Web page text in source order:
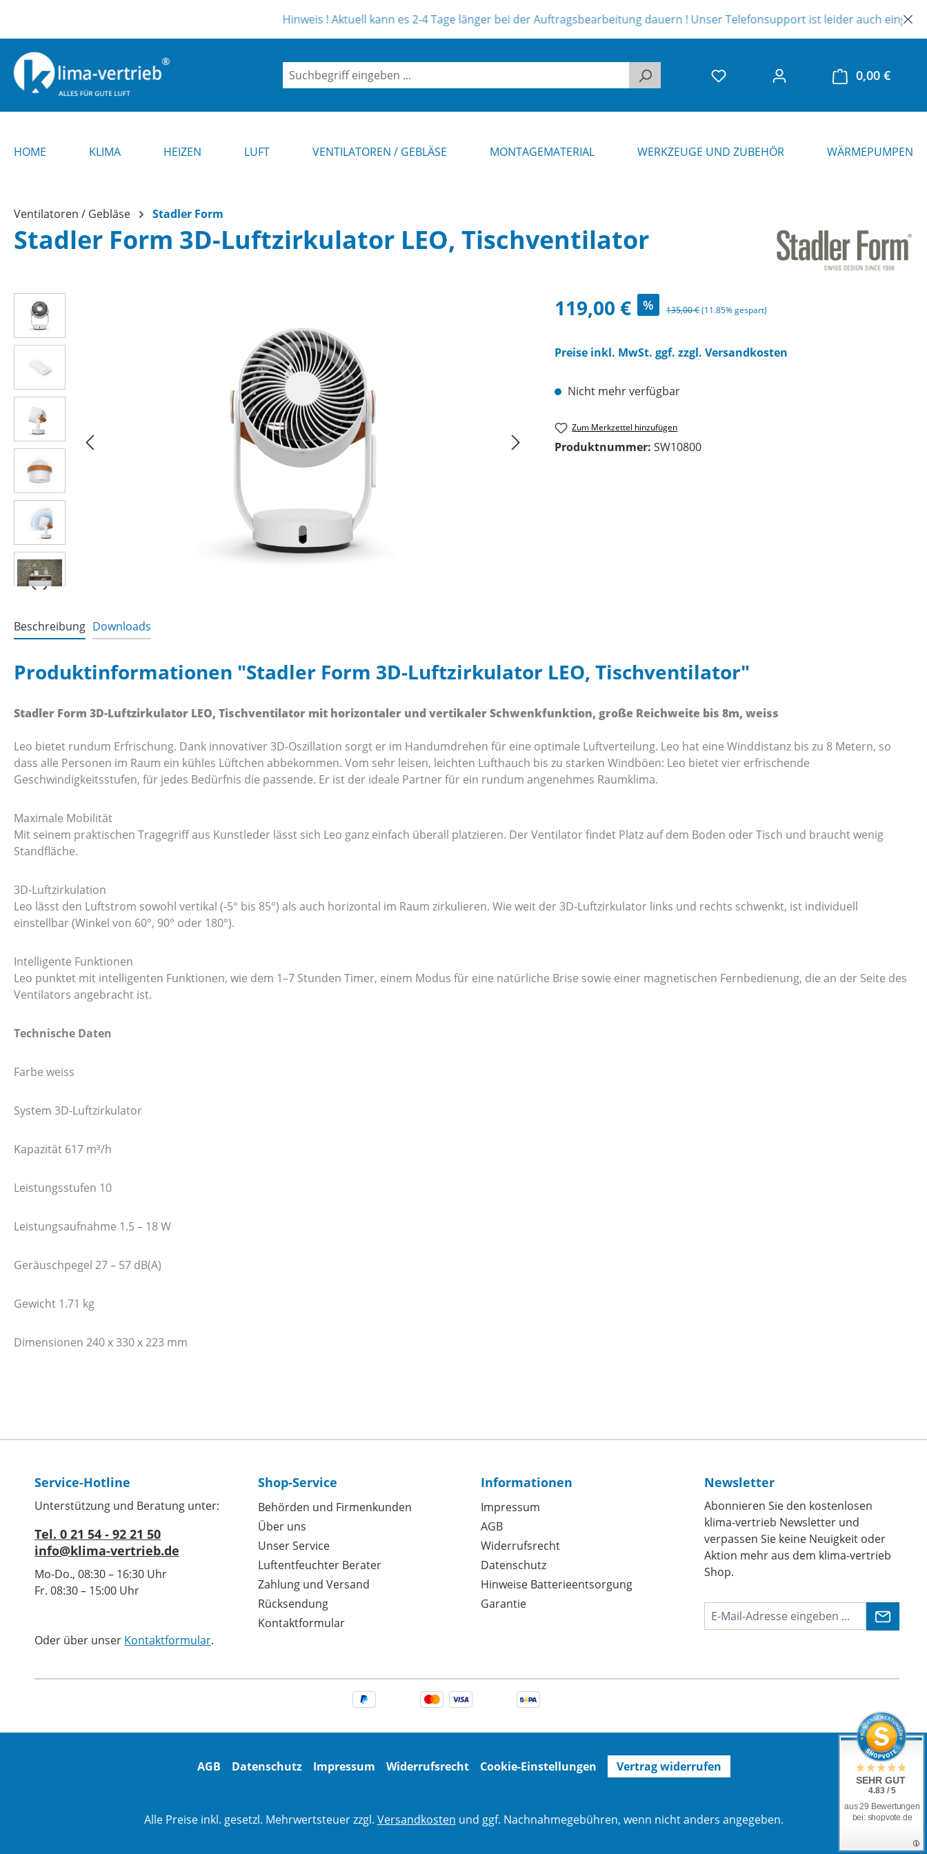
Hinweis ! Aktuell kann es 2-4 Tage länger bei der Auftragsbearbeitung dauern ! Unser Telefonsupport ist leider auch eingeschränkt.
0,00 €
HOME KLIMA HEIZEN LUFT VENTILATOREN / GEBLÄSE MONTAGEMATERIAL WERKZEUGE UND ZUBEHÖR WÄRMEPUMPEN
Ventilatoren / Gebläse Stadler Form
Stadler Form 3D-Luftzirkulator LEO, Tischventilator
Bildergalerie überspringen Verkaufspreis:
119,00 € % Regulärer Preis:
135,00 €(11.85% gespart)
Preise inkl. MwSt. ggf. zzgl. Versandkosten
Nicht mehr verfügbar
Zum Merkzettel hinzufügen
Produktnummer: SW10800
Beschreibung Downloads
Produktinformationen "Stadler Form 3D-Luftzirkulator LEO, Tischventilator"
Stadler Form 3D-Luftzirkulator LEO, Tischventilator mit horizontaler und vertikaler Schwenkfunktion, große Reichweite bis 8m, weiss
Leo bietet rundum Erfrischung. Dank innovativer 3D-Oszillation sorgt er im Handumdrehen für eine optimale Luftverteilung. Leo hat eine Winddistanz bis zu 8 Metern, so
dass alle Personen im Raum ein kühles Lüftchen abbekommen. Vom sehr leisen, leichten Lufthauch bis zu starken Windböen: Leo bietet vier erfrischende
Geschwindigkeitsstufen, für jedes Bedürfnis die passende. Er ist der ideale Partner für ein rundum angenehmes Raumklima.
Maximale Mobilität
Mit seinem praktischen Tragegriff aus Kunstleder lässt sich Leo ganz einfach überall platzieren. Der Ventilator findet Platz auf dem Boden oder Tisch und braucht wenig
Standfläche.
3D-Luftzirkulation
Leo lässt den Luftstrom sowohl vertikal (-5° bis 85°) als auch horizontal im Raum zirkulieren. Wie weit der 3D-Luftzirkulator links und rechts schwenkt, ist individuell
einstellbar (Winkel von 60°, 90° oder 180°).
Intelligente Funktionen
Leo punktet mit intelligenten Funktionen, wie dem 1–7 Stunden Timer, einem Modus für eine natürliche Brise sowie einer magnetischen Fernbedienung, die an der Seite des
Ventilators angebracht ist.
Technische Daten
Farbe weiss
System 3D-Luftzirkulator
Kapazität 617 m³/h
Leistungsstufen 10
Leistungsaufnahme 1.5 – 18 W
Geräuschpegel 27 – 57 dB(A)
Gewicht 1.71 kg
Dimensionen 240 x 330 x 223 mm
Service-Hotline
Unterstützung und Beratung unter:
Tel. 0 21 54 - 92 21 50
info@klima-vertrieb.de
Mo-Do., 08:30 – 16:30 Uhr
Fr. 08:30 – 15:00 Uhr
Oder über unser Kontaktformular.
Shop-Service
Behörden und Firmenkunden
Über uns
Unser Service
Luftentfeuchter Berater
Zahlung und Versand
Rücksendung
Kontaktformular
Informationen
Impressum
AGB
Widerrufsrecht
Datenschutz
Hinweise Batterieentsorgung
Garantie
Newsletter
Abonnieren Sie den kostenlosen
klima-vertrieb Newsletter und
verpassen Sie keine Neuigkeit oder
Aktion mehr aus dem klima-vertrieb
Shop.
AGB Datenschutz Impressum Widerrufsrecht Cookie-Einstellungen Vertrag widerrufen
Alle Preise inkl. gesetzl. Mehrwertsteuer zzgl. Versandkosten und ggf. Nachnahmegebühren, wenn nicht anders angegeben.
SEHR GUT
4.83 / 5
aus 29 Bewertungen
bei: shopvote.de